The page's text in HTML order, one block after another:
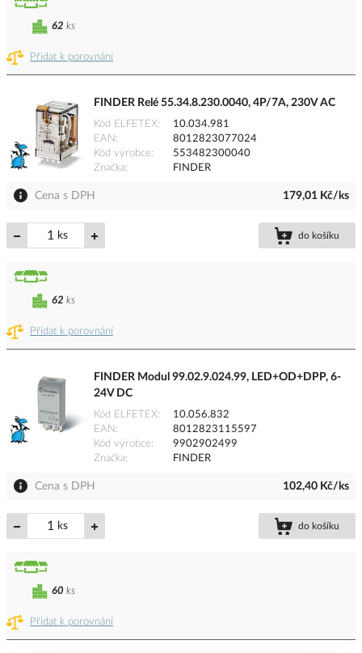
Přidat k porovnání
62 ks
FINDER Relé 55.34.8.230.0040, 4P/7A, 230V AC
Kód ELFETEX
10.034.981
EAN
8012823077024
Kód výrobce
553482300040
Značka
FINDER
Cena s DPH 179,01 Kč/ks
ks do košíku
Přidat k porovnání
62 ks
FINDER Modul 99.02.9.024.99, LED+OD+DPP, 6-
24V DC
Kód ELFETEX
10.056.832
EAN
8012823115597
Kód výrobce
9902902499
Značka
FINDER
Cena s DPH 102,40 Kč/ks
ks do košíku
Přidat k porovnání
60 ks